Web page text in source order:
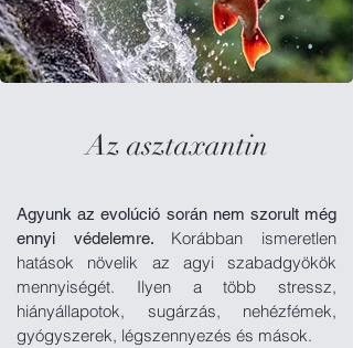
Az asztaxantin
Agyunk az evolúció során nem szorult még
ennyi védelemre. Korábban ismeretlen
hatások növelik az agyi szabadgyökök
mennyiségét. Ilyen a több stressz,
hiányállapotok, sugárzás, nehézfémek,
gyógyszerek, légszennyezés és mások.